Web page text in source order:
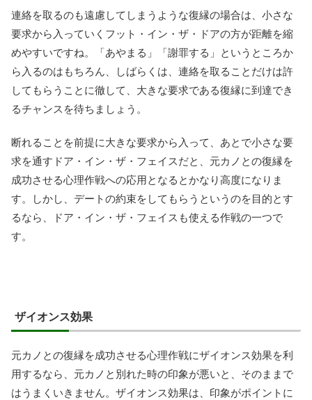
連絡を取るのも遠慮してしまうような復縁の場合は、小さな
要求から入っていくフット・イン・ザ・ドアの方が距離を縮
めやすいですね。「あやまる」「謝罪する」というところか
ら入るのはもちろん、しばらくは、連絡を取ることだけは許
してもらうことに徹して、大きな要求である復縁に到達でき
るチャンスを待ちましょう。
断れることを前提に大きな要求から入って、あとで小さな要
求を通すドア・イン・ザ・フェイスだと、元カノとの復縁を
成功させる心理作戦への応用となるとかなり高度になりま
す。しかし、デートの約束をしてもらうというのを目的とす
るなら、ドア・イン・ザ・フェイスも使える作戦の一つで
す。
ザイオンス効果
元カノとの復縁を成功させる心理作戦にザイオンス効果を利
用するなら、元カノと別れた時の印象が悪いと、そのままで
はうまくいきません。ザイオンス効果は、印象がポイントに